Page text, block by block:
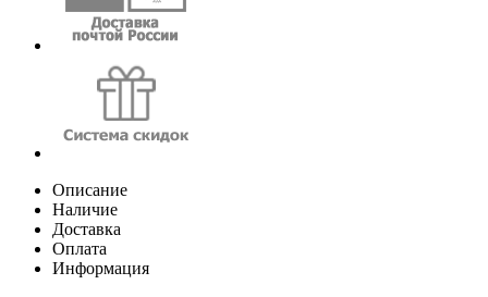
Описание
Наличие
Доставка
Оплата
Информация